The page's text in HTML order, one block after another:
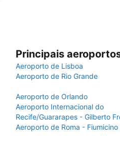
Principais
Aeroporto de Lisboa
Aeroporto de Rio Grande
Aeroporto de Orlando
Aeroporto Internacional do
Recife/Guararapes - Gilberto
Aeroporto de Roma - Fiumicino